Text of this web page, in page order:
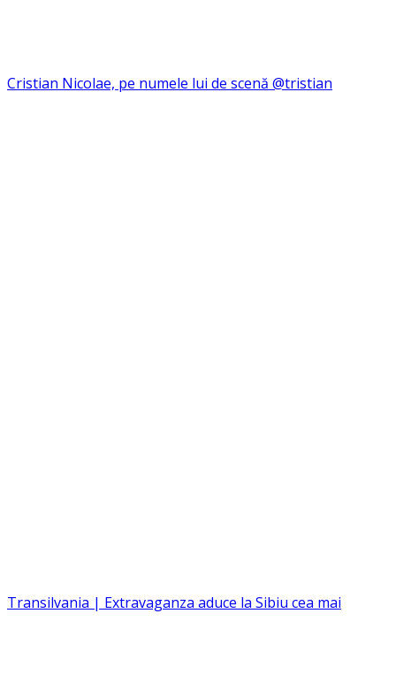
Cristian Nicolae, pe numele lui de scenă @tristian
Transilvania | Extravaganza aduce la Sibiu cea mai